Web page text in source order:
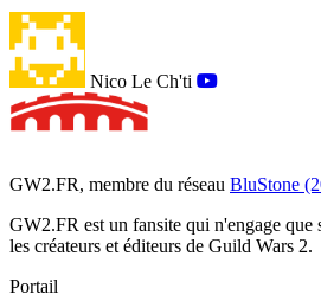
Nico Le Ch'ti
GW2.FR, membre du réseau BluStone
GW2.FR est un fansite qui n'engage que
les créateurs et éditeurs de Guild Wars 2.
Portail